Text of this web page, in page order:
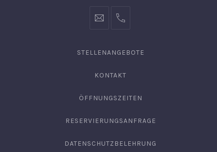
info@hofgut-0049747196019210
STELLENANGEBOTE
KONTAKT
ÖFFNUNGSZEITEN
RESERVIERUNGSANFRAGE
DATENSCHUTZBELEHRUNG